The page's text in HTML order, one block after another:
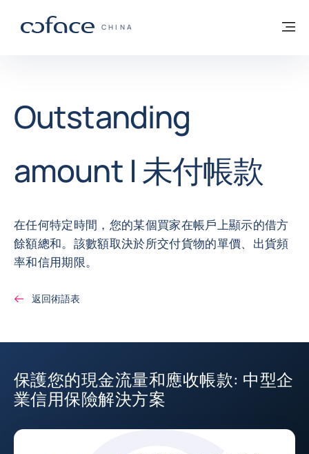
科法斯：攜手共創安全貿易 - 首頁
CHINA
返回首頁
Outstanding
amount | 未付帳款
在任何特定時間，您的某個買家在帳戶上顯示的借方
餘額總和。該數額取決於所交付貨物的單價、出貨頻
率和信用期限。
返回術語表
保護您的現金流量和應收帳款: 中型企
業信用保險解決方案